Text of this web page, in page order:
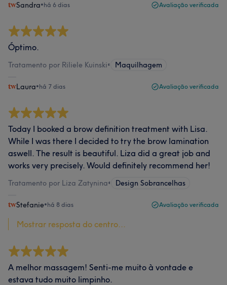
Sandra•há 6 dias Avaliação verificada
Óptimo.
Tratamento por Riliele Kuinski• Maquilhagem
Laura•há 7 dias Avaliação verificada
Today I booked a brow definition treatment with Lisa.
While I was there I decided to try the brow lamination
aswell. The result is beautiful. Liza did a great job and
works very precisely. Would definitely recommend her!
Tratamento por Liza Zatynina• Design Sobrancelhas
Stefanie•há 8 dias Avaliação verificada
Mostrar resposta do centro...
A melhor massagem! Senti-me muito à vontade e
estava tudo muito limpinho.